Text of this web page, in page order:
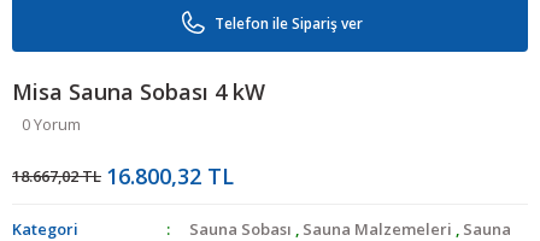
Telefon ile Sipariş ver
Misa Sauna Sobası 4 kW
0 Yorum
18.667,02 TL 16.800,32 TL
Kategori Sauna Sobası , Sauna Malzemeleri , Sauna